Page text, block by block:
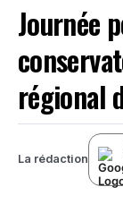
Journée
régional
La rédaction